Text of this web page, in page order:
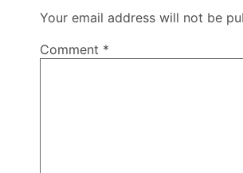
Your email address will not be
Comment *